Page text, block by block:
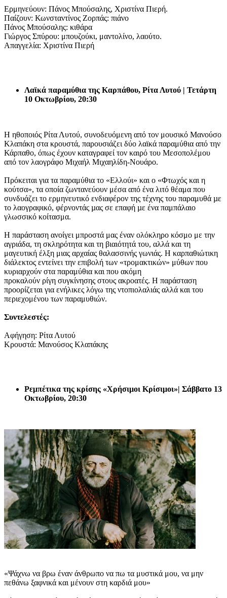
Ερμηνεύουν: Πάνος Μπούσαλης, Χριστίνα Πιερή.
Παίζουν: Κωνσταντίνος Ζορπάς: πιάνο
Πάνος Μπούσαλης: κιθάρα
Γιώργος Σπύρου: μπουζούκι, μαντολίνο, λαούτο.
Απαγγελία: Χριστίνα Πιερή
Λαϊκά παραμύθια της Καρπάθου, Ρίτα Λυτού | Τετάρτη
10 Οκτωβρίου, 20:30
Η ηθοποιός Ρίτα Λυτού, συνοδευόμενη από τον μουσικό Μανούσο
Κλαπάκη στα κρουστά, παρουσιάζει δύο λαϊκά παραμύθια από την
Κάρπαθο, όπως έχουν καταγραφεί τον καιρό του Μεσοπολέμου
από τον λαογράφο Μιχαήλ Μιχαηλίδη-Νουάρο.
Πρόκειται για τα παραμύθια το «Ελλούι» και ο «Φτωχός και η
κούτσα», τα οποία ζωντανεύουν μέσα από ένα λιτό θέαμα που
συνδυάζει το ερμηνευτικό ενδιαφέρον της τέχνης του παραμυθά µε
το λαογραφικό, φέρνοντάς µας σε επαφή µε ένα παμπάλαιο
γλωσσικό κοίτασμα.
Η παράσταση ανοίγει μπροστά μας έναν ολόκληρο κόσμο με την
αγριάδα, τη σκληρότητα και τη βιαιότητά του, αλλά και τη
μαγευτική έλξη μιας αρχαίας θαλασσινής γωνιάς. Η καρπαθιώτικη
διάλεκτος εντείνει την επιβολή των «τρομακτικών» μύθων που
κυριαρχούν στα παραμύθια και που ακόμη
προκαλούν ρίγη συγκίνησης στους ακροατές. Η παράσταση
προορίζεται για ενήλικες λόγω της ντοπιολαλιάς αλλά και του
περιεχομένου των παραμυθιών.
Συντελεστές:
Αφήγηση: Ρίτα Λυτού
Κρουστά: Μανούσος Κλαπάκης
Ρεμπέτικα της κρίσης «Χρήσιμοι Κρίσιμοι»| Σάββατο 13
Οκτωβρίου, 20:30
«Ψάχνω να βρω έναν άνθρωπο να πω τα μυστικά μου, να μην
πεθάνω ξαφνικά και μένουν στη καρδιά μου»